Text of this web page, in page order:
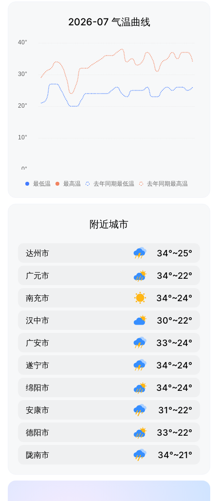
2026-07 气温曲线
最低温 最高温 去年同期最低温 去年同期最高温
附近城市
达州市 34°~25°
广元市 34°~22°
南充市 34°~24°
汉中市 30°~22°
广安市 33°~24°
遂宁市 34°~24°
绵阳市 34°~24°
安康市 31°~22°
德阳市 33°~22°
陇南市 34°~21°